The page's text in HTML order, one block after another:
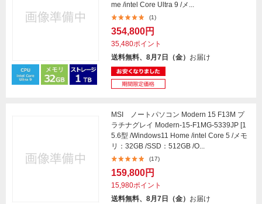
me /intel Core Ultra 9 /メ...
(1)
354,800円
35,480ポイント
送料無料、8月7日（金） お届け
MSI ノートパソコン Modern 15 F13M プ
ラチナグレイ Modern-15-F1MG-5339JP [1
5.6型 /Windows11 Home /intel Core 5 /メモ
リ：32GB /SSD：512GB /O...
(17)
159,800円
15,980ポイント
送料無料、8月7日（金） お届け